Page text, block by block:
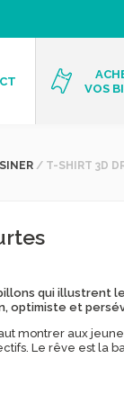
VOS
/ T-SHIRT 3D
qui illustrent
optimiste et
montrer aux
Le rêve est la